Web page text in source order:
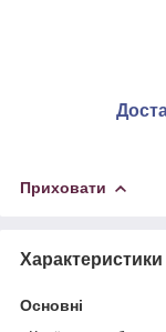
Приховати
Характеристики
Основні